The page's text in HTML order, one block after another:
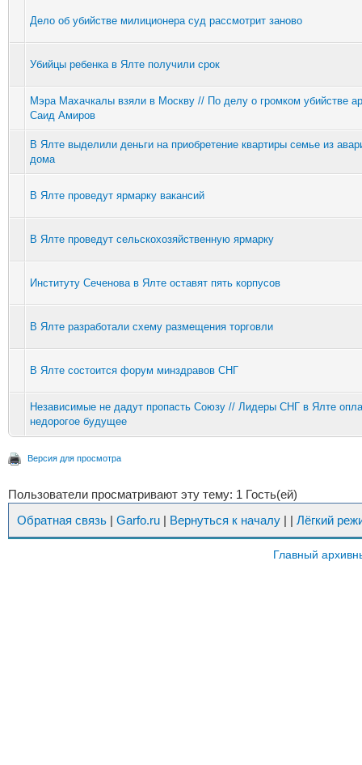
Дело об убийстве милиционера суд рассмотрит заново
Убийцы ребенка в Ялте получили срок
Мэра Махачкалы взяли в Москву // По делу о громком убийстве
Саид Амиров
В Ялте выделили деньги на приобретение квартиры семье из
дома
В Ялте проведут ярмарку вакансий
В Ялте проведут сельскохозяйственную ярмарку
Институту Сеченова в Ялте оставят пять корпусов
В Ялте разработали схему размещения торговли
В Ялте состоится форум минздравов СНГ
Независимые не дадут пропасть Союзу // Лидеры СНГ в Ялте
недорогое будущее
Версия для просмотра
Пользователи просматривают эту тему: 1 Гость(ей)
Обратная связь | Garfo.ru | Вернуться к началу | | Лёгкий
Главный